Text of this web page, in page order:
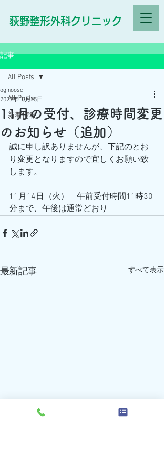
荻野整形外科クリニック
記事
All Posts
新着情報
All Posts
11月の受付、診療時間変更
のお知らせ（追加）
oginoosc
2023年10月25日
誠に申し訳ありませんが、下記のとお
り変更となりますので宜しくお願い致
します。
11月14日（火）　午前受付時間11時30
分まで、午後は通常どおり
最新記事 すべて表示